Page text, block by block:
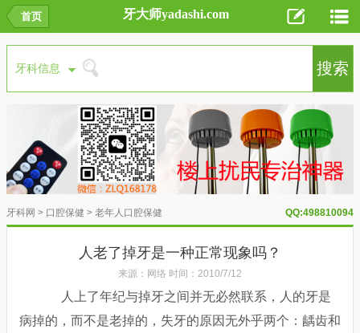
首页 牙大师yadashi.com
牙科网 > 口腔保健 > 老年人口腔保健 QQ:498810094
人老了掉牙是一种正常现象吗？
来源：网络 时间：2010/7/12
人上了年纪与掉牙之间并无必然联系，人的牙是
病掉的，而不是老掉的，失牙的原因无外乎两个：龋齿和